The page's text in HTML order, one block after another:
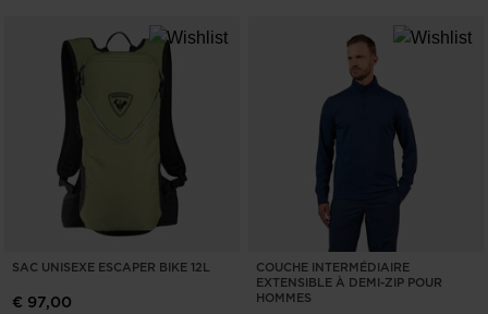
SAC UNISEXE ESCAPER BIKE 12L
€ 97,00
COUCHE INTERMÉDIAIRE
EXTENSIBLE À DEMI-ZIP POUR
HOMMES